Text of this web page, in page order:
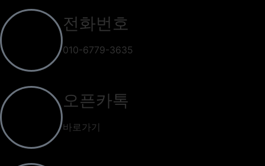
전화번호
010-6779-3635
오픈카톡
바로가기